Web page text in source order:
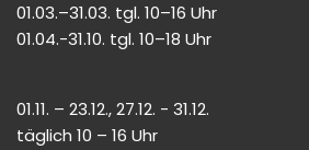
01.03.–31.03. tgl. 10–16 Uhr
01.04.-31.10. tgl. 10–18 Uhr
01.11. – 23.12., 27.12. - 31.12.
täglich 10 – 16 Uhr